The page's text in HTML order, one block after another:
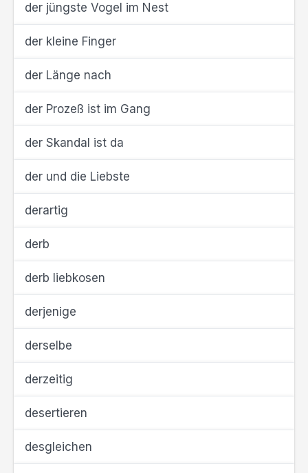
der jüngste Vogel im Nest
der kleine Finger
der Länge nach
der Prozeß ist im Gang
der Skandal ist da
der und die Liebste
derartig
derb
derb liebkosen
derjenige
derselbe
derzeitig
desertieren
desgleichen